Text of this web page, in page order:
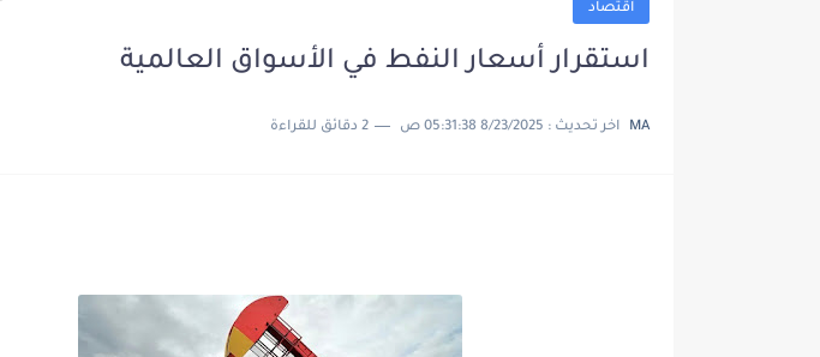
لدعم البطاقة التموينية.. التجارة: أسطول النقل البري ينجز نقل 7000...
العمل: غدًا توزيع السلة الغذائية للمشمولين بالإعانة
اقتصاد
استقرار أسعار النفط في الأسواق العالمية
MA اخر تحديث : 8/23/2025 05:31:38 ص 2 دقائق للقراءة